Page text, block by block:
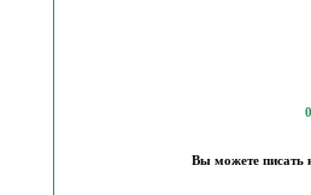
Вы можете писать